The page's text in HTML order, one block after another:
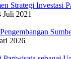
Strategi Investasi
Juli 2021
2026